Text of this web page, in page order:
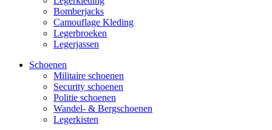
Bomberjacks
Camouflage Kleding
Legerbroeken
Legerjassen
Schoenen
Militaire schoe­nen
Security schoenen
Politie schoenen
Wandel- & Berg­­schoenen
Legerkisten